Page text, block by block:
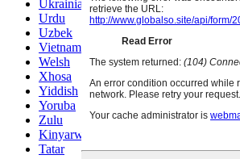
Ukrainian
Urdu
Uzbek
Vietnamese
Welsh
Xhosa
Yiddish
Yoruba
Zulu
Kinyarwanda
Tatar